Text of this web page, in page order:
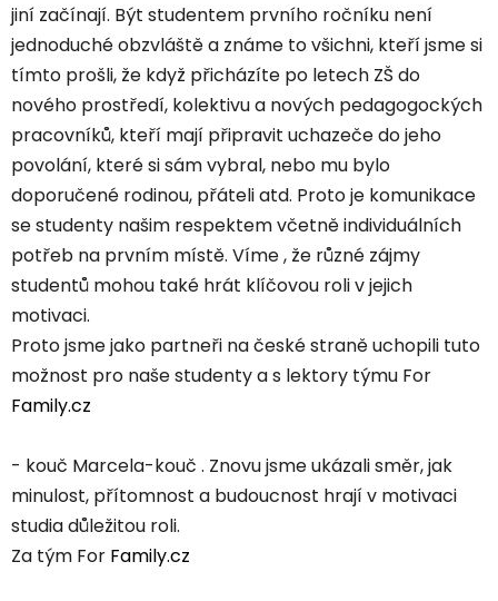
jiní začínají. Být studentem prvního ročníku není
jednoduché obzvláště a známe to všichni, kteří jsme si
tímto prošli, že když přicházíte po letech ZŠ do
nového prostředí, kolektivu a nových pedagogockých
pracovníků, kteří mají připravit uchazeče do jeho
povolání, které si sám vybral, nebo mu bylo
doporučené rodinou, přáteli atd. Proto je komunikace
se studenty našim respektem včetně individuálních
potřeb na prvním místě. Víme , že různé zájmy
studentů mohou také hrát klíčovou roli v jejich
motivaci.
Proto jsme jako partneři na české straně uchopili tuto
možnost pro naše studenty a s lektory týmu For
Family.cz
- kouč Marcela-kouč . Znovu jsme ukázali směr, jak
minulost, přítomnost a budoucnost hrají v motivaci
studia důležitou roli.
Za tým For Family.cz